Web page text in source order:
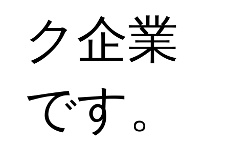
ク企業
です。